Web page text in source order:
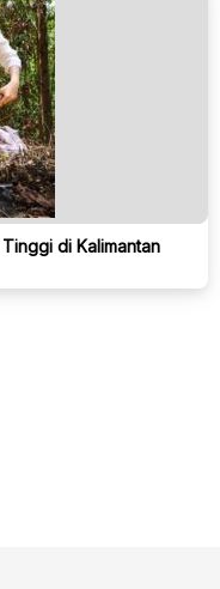
di Kalimantan